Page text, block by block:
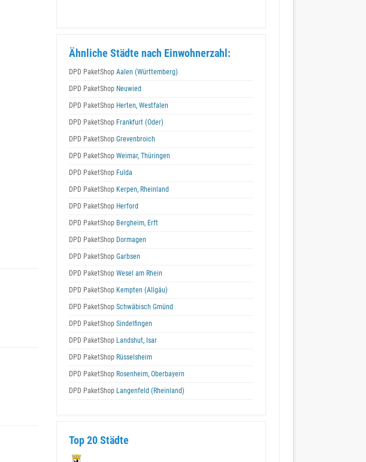
Ähnliche Städte nach Einwohnerzahl:
DPD PaketShop Aalen (Württemberg)
DPD PaketShop Neuwied
DPD PaketShop Herten, Westfalen
DPD PaketShop Frankfurt (Oder)
DPD PaketShop Grevenbroich
DPD PaketShop Weimar, Thüringen
DPD PaketShop Fulda
DPD PaketShop Kerpen, Rheinland
DPD PaketShop Herford
DPD PaketShop Bergheim, Erft
DPD PaketShop Dormagen
DPD PaketShop Garbsen
DPD PaketShop Wesel am Rhein
DPD PaketShop Kempten (Allgäu)
DPD PaketShop Schwäbisch Gmünd
DPD PaketShop Sindelfingen
DPD PaketShop Landshut, Isar
DPD PaketShop Rüsselsheim
DPD PaketShop Rosenheim, Oberbayern
DPD PaketShop Langenfeld (Rheinland)
Top 20 Städte